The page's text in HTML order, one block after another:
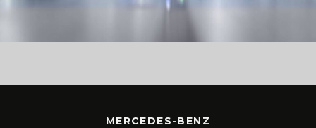
MERCEDES-BENZ